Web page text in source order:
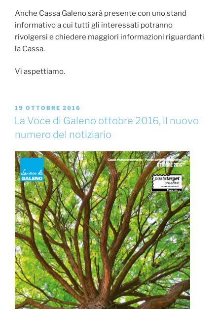
Anche Cassa Galeno sarà presente con uno stand
informativo a cui tutti gli interessati potranno
rivolgersi e chiedere maggiori informazioni riguardanti
la Cassa.
Vi aspettiamo.
19 OTTOBRE 2016
La Voce di Galeno ottobre 2016, il nuovo
numero del notiziario